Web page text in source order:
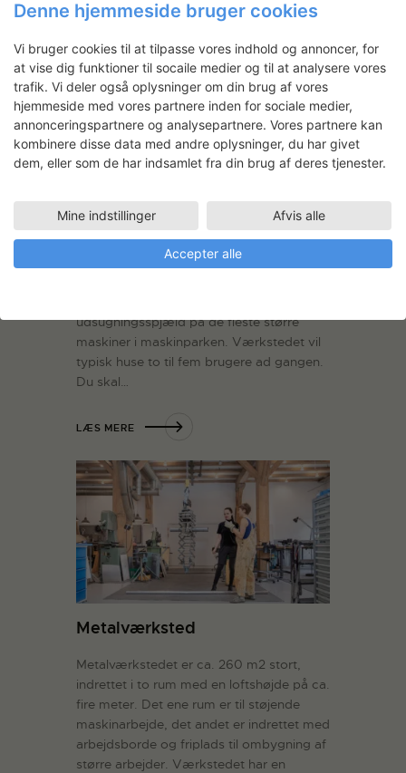
Træværkstedet er 237 m2 med en
loftshøjde på 2.8 meter. Det er indrettet til
både maskinbearbejdning, samle- og
udsugningsspjæld på de fleste større
maskiner i maskinparken. Værkstedet vil
typisk huse to til fem brugere ad gangen.
Du skal…
LÆS MERE
Metalværksted
Metalværkstedet er ca. 260 m2 stort,
indrettet i to rum med en loftshøjde på ca.
fire meter. Det ene rum er til støjende
maskinarbejde, det andet er indrettet med
arbejdsborde og friplads til ombygning af
større arbejder. Værkstedet har en
Denne hjemmeside bruger cookies
Vi bruger cookies til at tilpasse vores indhold og annoncer, for
at vise dig funktioner til socaile medier og til at analysere vores
trafik. Vi deler også oplysninger om din brug af vores
hjemmeside med vores partnere inden for sociale medier,
annonceringspartnere og analysepartnere. Vores partnere kan
kombinere disse data med andre oplysninger, du har givet
dem, eller som de har indsamlet fra din brug af deres tjenester.
Mine indstillinger Afvis alle
Accepter alle